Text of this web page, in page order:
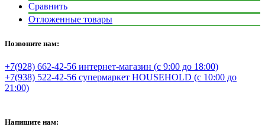
Сравнить
Отложенные товары
Позвоните нам:
+7(928) 662-42-56 интернет-магазин (с 9:00 до 18:00)
+7(938) 522-42-56 супермаркет HOUSEHOLD (с 10:00 до
21:00)
Напишите нам: